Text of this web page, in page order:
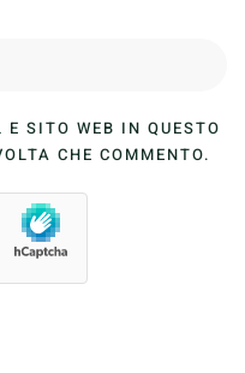
SITO WEB IN QUESTO
CHE COMMENTO.